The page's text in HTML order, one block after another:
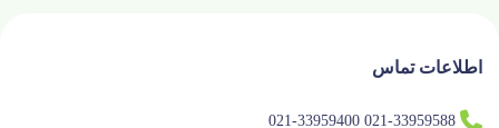
اطلاعات تماس
021-33959588 021-33959400